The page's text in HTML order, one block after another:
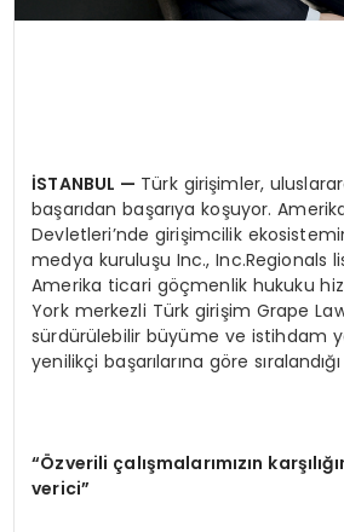
İSTANBUL — Türk girişimler,
başarıdan başarıya koşuyor.
Devletleri’nde girişimcilik
medya kuruluşu Inc., Inc.Regionals
Amerika ticari göçmenlik hukuku
York merkezli Türk girişim Grape
sürdürülebilir büyüme ve istihdam
yenilikçi başarılarına göre
“Özverili çalışmalarımızın
verici”